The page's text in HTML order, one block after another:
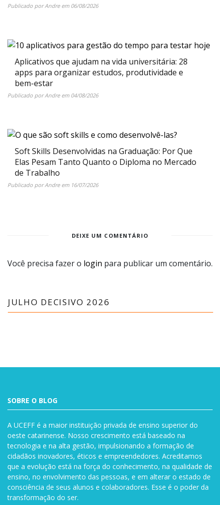
Publicado porAndreem 06/08/2026
Aplicativos que ajudam na vida universitária: 28
apps para organizar estudos, produtividade e
bem-estar
Publicado porAndreem 04/08/2026
Soft Skills Desenvolvidas na Graduação: Por Que
Elas Pesam Tanto Quanto o Diploma no Mercado
de Trabalho
Publicado porAndreem 16/07/2026
DEIXE UM COMENTÁRIO
Você precisa fazer o login para publicar um comentário.
JULHO DECISIVO 2026
SOBRE O BLOG
A UCEFF é a maior instituição privada de ensino superior do
oeste catarinense. Nosso crescimento está baseado na
tecnologia e na alta gestão, impulsionando a formação de
cidadãos inovadores, éticos e empreendedores. Acreditamos
que a evolução está na força do conhecimento, na qualidade de
ensino, no envolvimento das pessoas, e em alterar o estado de
consciência de seus alunos e colaboradores. Esse é o poder da
transformação do ser.